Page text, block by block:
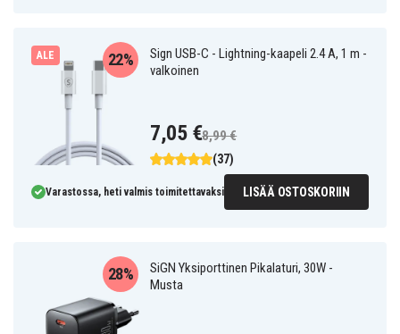
ALE
Sign USB-C - Lightning-kaapeli 2.4 A, 1 m -
valkoinen
(37)
22%
7,05 €8,99 €
Varastossa, heti valmis toimitettavaksi LISÄÄ OSTOSKORIIN
SiGN Yksiporttinen Pikalaturi, 30W -
Musta
28%